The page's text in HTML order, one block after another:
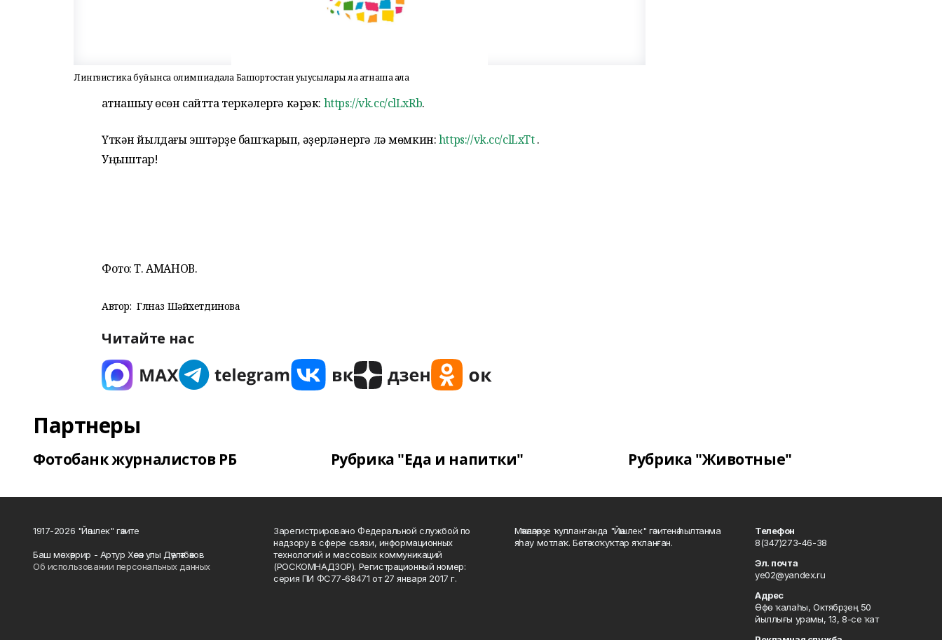
Лингвистика буйынса олимпиадала Башҡортостан уҡыусылары ла ҡатнаша ала
Ҡатнашыу өсөн сайтта теркәлергә кәрәк: https://vk.cc/clLxRb.
Үткән йылдағы эштәрҙе башҡарып, әҙерләнергә лә мөмкин:https://vk.cc/clLxTt.
Уңыштар!
Фото: Т. АМАНОВ.
Автор: Гөлназ Шәйхетдинова
Читайте нас
Партнеры
Фотобанк журналистов РБ Рубрика "Еда и напитки" Рубрика "Животные"
1917-2026 "Йәшлек" гәзите
Баш мөхәррир - Артур Хәсән улы Дәүләтбәков
Об использовании персональных данных
Зарегистрировано Федеральной службой по
надзору в сфере связи, информационных
технологий и массовых коммуникаций
(РОСКОМНАДЗОР). Регистрационный номер:
серия ПИ ФС77-68471 от 27 января 2017 г.
Мәҡәләләрҙе ҡулланғанда "Йәшлек" гәзитенә һылтанма
яһау мотлаҡ. Бөтә хоҡуҡтар яҡланған.
Телефон
8(347)273-46-38
Эл. почта
ye02@yandex.ru
Адрес
Өфө ҡалаһы, Октябрҙең 50
йыллығы урамы, 13, 8-се ҡат